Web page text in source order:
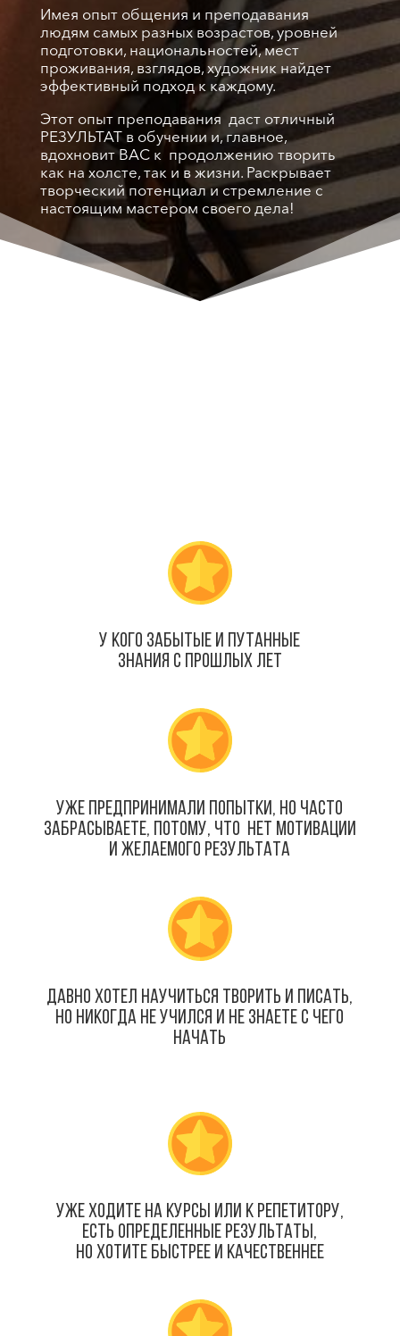
Имея опыт общения и преподавания
людям самых разных возрастов, уровней
подготовки, национальностей, мест
проживания, взглядов, художник найдет
эффективный подход к каждому.
Этот опыт преподавания даст отличный
РЕЗУЛЬТАТ в обучении и, главное,
вдохновит ВАС к продолжению творить
как на холсте, так и в жизни. Раскрывает
творческий потенциал и стремление с
настоящим мастером своего дела!
у кого забытые и путанные
знания с прошлых лет
Уже предпринимали попытки, но часто
забрасываете, потому, что нет мотивации
и желаемого результата
Давно хотел научиться творить и писать,
но никогда не учился и не знаете с чего
начать
Уже ходите на курсы или к репетитору,
есть определенные результаты,
но хотите быстрее и качественнее